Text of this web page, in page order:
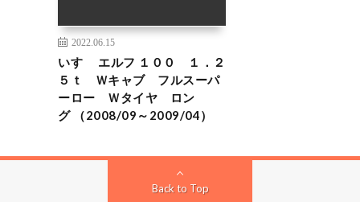
2022.06.15
いすゞ エルフ １００ １．２
５ｔ Ｗキャブ フルスーパ
ーロー Ｗタイヤ ロン
グ （2008/09～2009/04）
Back to Top